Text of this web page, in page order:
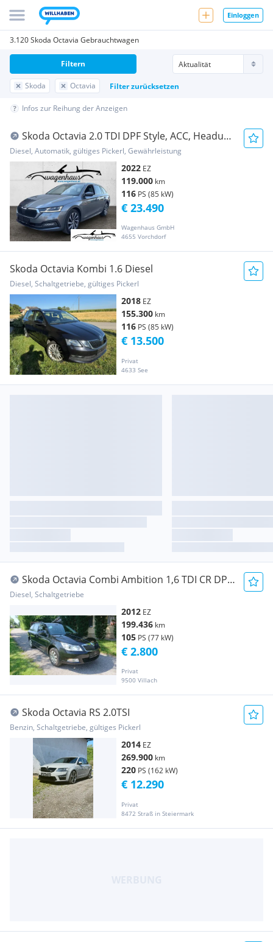
Einloggen
3.120 Skoda Octavia Gebrauchtwagen
Skoda Octavia Filter zurücksetzen
Filtern
Infos zur Reihung der Anzeigen
Skoda Octavia 2.0 TDI DPF Style, ACC, Headup,
Premium...
Diesel, Automatik, gültiges Pickerl, Gewährleistung
2022 EZ
119.000 km
116 PS (85 kW)
Wagenhaus GmbH
4655 Vorchdorf
€ 23.490
Skoda Octavia Kombi 1.6 Diesel
Diesel, Schaltgetriebe, gültiges Pickerl
2018 EZ
155.300 km
116 PS (85 kW)
Privat
4633 See
€ 13.500
Skoda Octavia Combi Ambition 1,6 TDI CR DPF
4x4 mit 1600kg Anhängerkupplung Winterreifen
Diesel, Schaltgetriebe
2012 EZ
199.436 km
105 PS (77 kW)
Privat
9500 Villach
€ 2.800
Skoda Octavia RS 2.0TSI
Benzin, Schaltgetriebe, gültiges Pickerl
2014 EZ
269.900 km
220 PS (162 kW)
Privat
8472 Straß in Steiermark
€ 12.290